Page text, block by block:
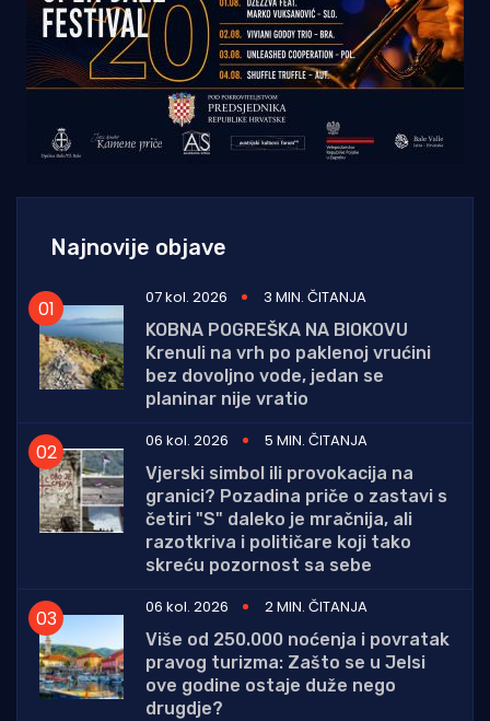
Najnovije objave
07 kol. 2026
3 MIN. ČITANJA
KOBNA POGREŠKA NA BIOKOVU
Krenuli na vrh po paklenoj vrućini
bez dovoljno vode, jedan se
planinar nije vratio
06 kol. 2026
5 MIN. ČITANJA
Vjerski simbol ili provokacija na
granici? Pozadina priče o zastavi s
četiri "S" daleko je mračnija, ali
razotkriva i političare koji tako
skreću pozornost sa sebe
06 kol. 2026
2 MIN. ČITANJA
Više od 250.000 noćenja i povratak
pravog turizma: Zašto se u Jelsi
ove godine ostaje duže nego
drugdje?